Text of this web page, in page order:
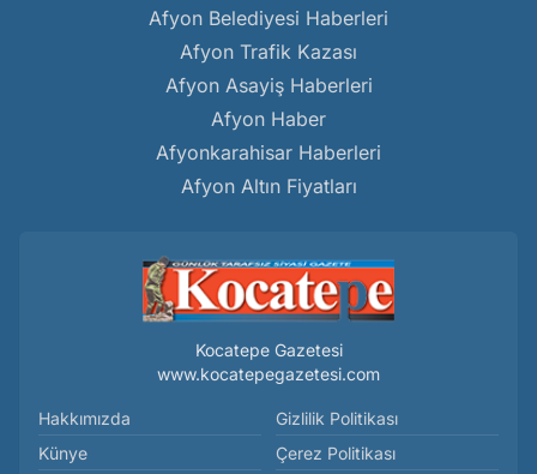
Afyon Belediyesi Haberleri
Afyon Trafik Kazası
Afyon Asayiş Haberleri
Afyon Haber
Afyonkarahisar Haberleri
Afyon Altın Fiyatları
Kocatepe Gazetesi
www.kocatepegazetesi.com
Hakkımızda
Künye
Gizlilik Politikası
Çerez Politikası